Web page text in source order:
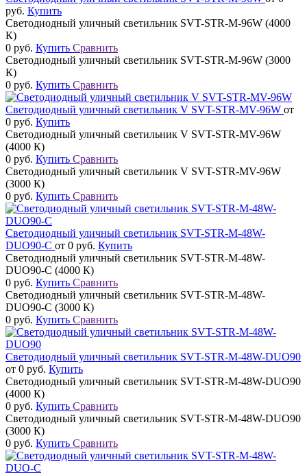
руб. Купить
Светодиодный уличный светильник SVT-STR-M-96W (4000
К)
0 руб. Купить Сравнить
Светодиодный уличный светильник SVT-STR-M-96W (3000
К)
0 руб. Купить Сравнить
Светодиодный уличный светильник V SVT-STR-MV-96W от
0 руб. Купить
Светодиодный уличный светильник V SVT-STR-MV-96W
(4000 К)
0 руб. Купить Сравнить
Светодиодный уличный светильник V SVT-STR-MV-96W
(3000 К)
0 руб. Купить Сравнить
Светодиодный уличный светильник SVT-STR-M-48W-
DUO90-C от 0 руб. Купить
Светодиодный уличный светильник SVT-STR-M-48W-
DUO90-C (4000 К)
0 руб. Купить Сравнить
Светодиодный уличный светильник SVT-STR-M-48W-
DUO90-C (3000 К)
0 руб. Купить Сравнить
Светодиодный уличный светильник SVT-STR-M-48W-DUO90
от 0 руб. Купить
Светодиодный уличный светильник SVT-STR-M-48W-DUO90
(4000 К)
0 руб. Купить Сравнить
Светодиодный уличный светильник SVT-STR-M-48W-DUO90
(3000 К)
0 руб. Купить Сравнить